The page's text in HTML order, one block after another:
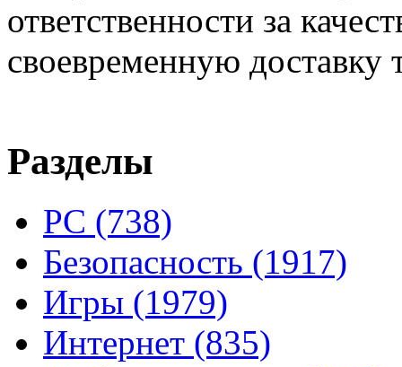
ответственности за
своевременную доставку
Разделы
PC (738)
Безопасность (1917)
Игры (1979)
Интернет (835)